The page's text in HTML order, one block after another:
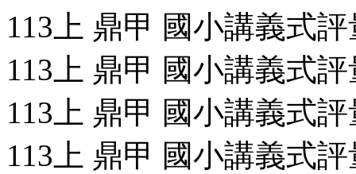
113上 鼎甲 國小講義式
113上 鼎甲 國小講義式
113上 鼎甲 國小講義式
113上 鼎甲 國小講義式